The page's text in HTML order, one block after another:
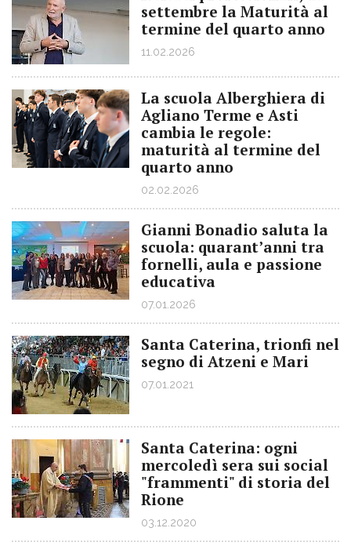
settembre la Maturità al
termine del quarto anno
11.02.2026
La scuola Alberghiera di
Agliano Terme e Asti
cambia le regole:
maturità al termine del
quarto anno
02.02.2026
Gianni Bonadio saluta la
scuola: quarant’anni tra
fornelli, aula e passione
educativa
07.01.2026
Santa Caterina, trionfi nel
segno di Atzeni e Mari
07.01.2021
Santa Caterina: ogni
mercoledì sera sui social
"frammenti" di storia del
Rione
03.12.2020